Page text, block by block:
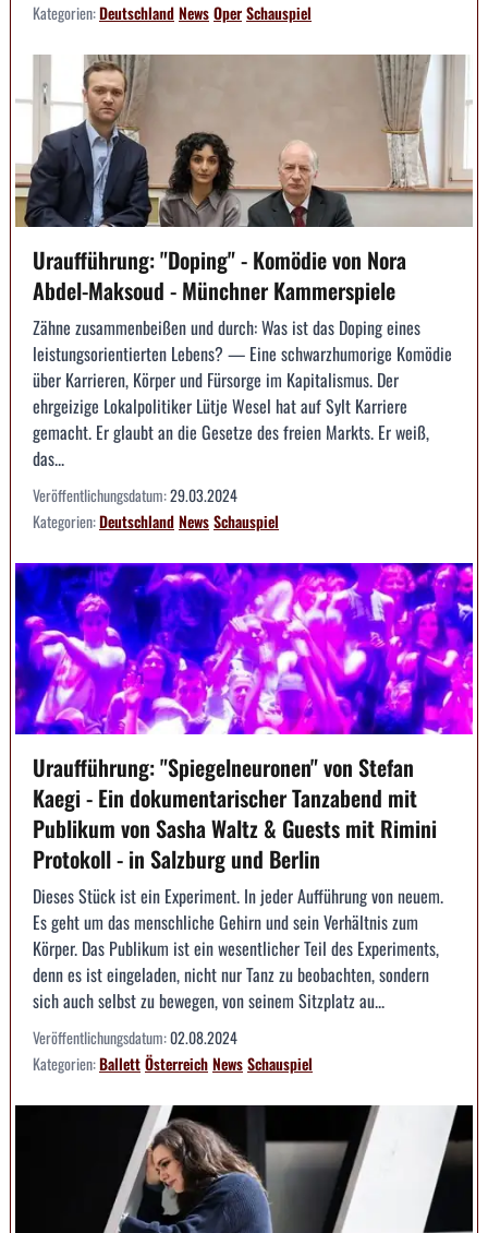
Kategorien:DeutschlandNewsOperSchauspiel
Uraufführung: "Doping" - Komödie von Nora
Abdel-Maksoud - Münchner Kammerspiele
Zähne zusammenbeißen und durch: Was ist das Doping eines
leistungsorientierten Lebens? — Eine schwarzhumorige Komödie
über Karrieren, Körper und Fürsorge im Kapitalismus. Der
ehrgeizige Lokalpolitiker Lütje Wesel hat auf Sylt Karriere
gemacht. Er glaubt an die Gesetze des freien Markts. Er weiß,
das...
Veröffentlichungsdatum:29.03.2024
Kategorien:DeutschlandNewsSchauspiel
Uraufführung: "Spiegelneuronen" von Stefan
Kaegi - Ein dokumentarischer Tanzabend mit
Publikum von Sasha Waltz & Guests mit Rimini
Protokoll - in Salzburg und Berlin
Dieses Stück ist ein Experiment. In jeder Aufführung von neuem.
Es geht um das menschliche Gehirn und sein Verhältnis zum
Körper. Das Publikum ist ein wesentlicher Teil des Experiments,
denn es ist eingeladen, nicht nur Tanz zu beobachten, sondern
sich auch selbst zu bewegen, von seinem Sitzplatz au...
Veröffentlichungsdatum:02.08.2024
Kategorien:BallettÖsterreichNewsSchauspiel